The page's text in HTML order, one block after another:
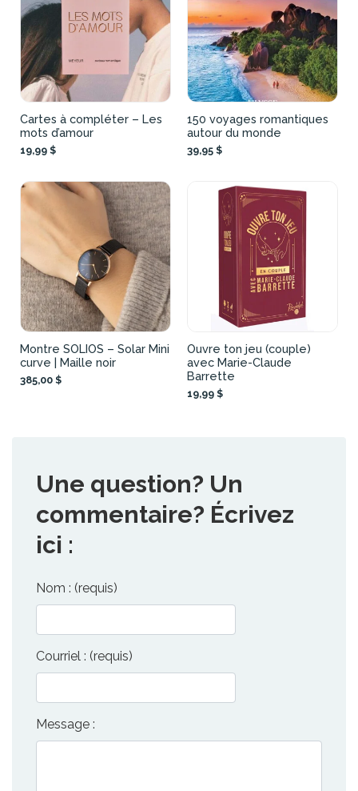
Cartes à compléter – Les
mots d’amour
19,99 $
150 voyages romantiques
autour du monde
39,95 $
Montre SOLIOS – Solar Mini
curve | Maille noir
385,00 $
Ouvre ton jeu (couple)
avec Marie-Claude
Barrette
19,99 $
Une question? Un
commentaire? Écrivez
ici :
Nom : (requis)
Courriel : (requis)
Message :